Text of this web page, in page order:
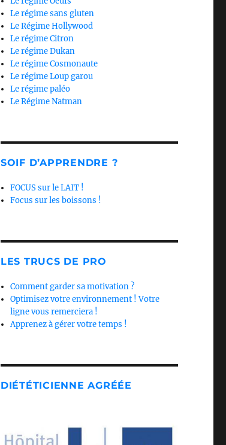
Le régime sans gluten
Le Régime Hollywood
Le régime Citron
Le régime Dukan
Le régime Cosmonaute
Le régime Loup garou
Le régime paléo
Le Régime Natman
SOIF D’APPRENDRE ?
FOCUS sur le LAIT !
Focus sur les boissons !
LES TRUCS DE PRO
Comment garder sa motivation ?
Optimisez votre environnement ! Votre
ligne vous remerciera !
Apprenez à gérer votre temps !
DIÉTÉTICIENNE AGRÉÉE